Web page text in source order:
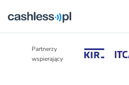
Partnerzy
wspierający